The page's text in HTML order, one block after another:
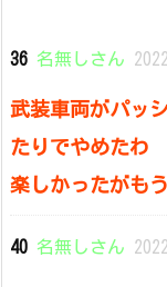
36 名無しさん
武装車両がパッ
たりでやめたわ
楽しかったがも
40 名無しさん